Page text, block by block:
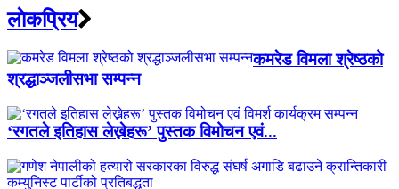
लाेकप्रिय
कमरेड विमला श्रेष्ठको
श्रद्धाञ्जलीसभा सम्पन्न
‘रगतले इतिहास लेख्नेहरू’ पुस्तक विमोचन एवं...